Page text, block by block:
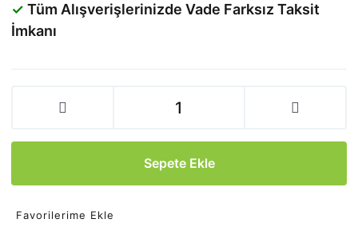
✓ Tüm Alışverişlerinizde Vade Farksız Taksit
İmkanı
Sepete Ekle
Favorilerime Ekle